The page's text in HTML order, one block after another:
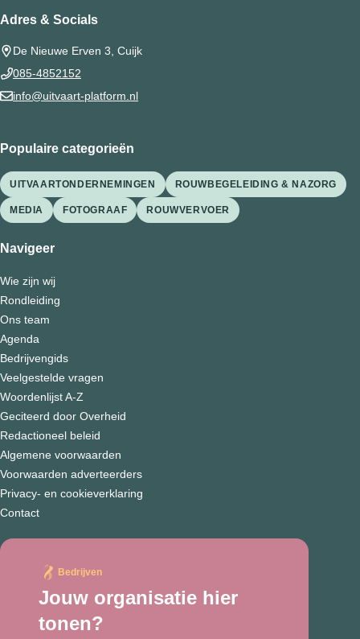
Adres & Socials
De Nieuwe Erven 3, Cuijk
085-4852152
info@uitvaart-platform.nl
Populaire categorieën
UITVAARTONDERNEMINGEN ROUWBEGELEIDING & NAZORG
MEDIA FOTOGRAAF ROUWVERVOER
Navigeer
Wie zijn wij
Rondleiding
Ons team
Agenda
Bedrijvengids
Veelgestelde vragen
Woordenlijst A-Z
Geciteerd door Overheid
Redactioneel beleid
Algemene voorwaarden
Voorwaarden adverteerders
Privacy- en cookieverklaring
Contact
Bedrijven
Jouw organisatie hier
tonen?